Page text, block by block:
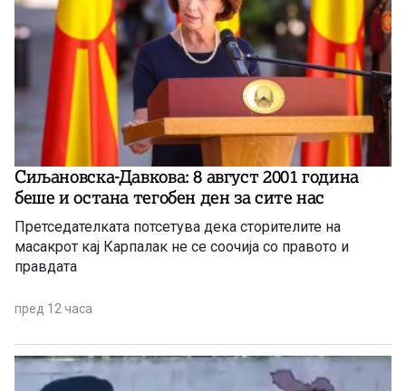
Сиљановска-Давкова: 8 август 2001 година
беше и остана тегобен ден за сите нас
Претседателката потсетува дека сторителите на
масакрот кај Карпалак не се соочија со правото и
правдата
пред 12 часа